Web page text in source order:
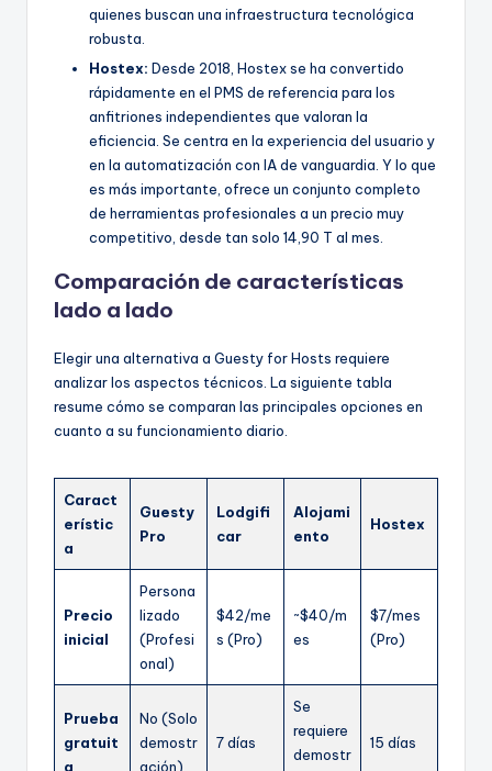
quienes buscan una infraestructura tecnológica
robusta.
Hostex: Desde 2018, Hostex se ha convertido
rápidamente en el PMS de referencia para los
anfitriones independientes que valoran la
eficiencia. Se centra en la experiencia del usuario y
en la automatización con IA de vanguardia. Y lo que
es más importante, ofrece un conjunto completo
de herramientas profesionales a un precio muy
competitivo, desde tan solo 14,90 T al mes.
Comparación de características
lado a lado
Elegir una alternativa a Guesty for Hosts requiere
analizar los aspectos técnicos. La siguiente tabla
resume cómo se comparan las principales opciones en
cuanto a su funcionamiento diario.
Caract
erístic
a
Guesty
Pro
Lodgifi
car
Alojami
ento
Hostex
Precio
inicial
Persona
lizado
(Profesi
onal)
$42/me
s (Pro)
~$40/m
es
$7/mes
(Pro)
Prueba
gratuit
a
No (Solo
demostr
ación)
7 días
Se
requiere
demostr
15 días